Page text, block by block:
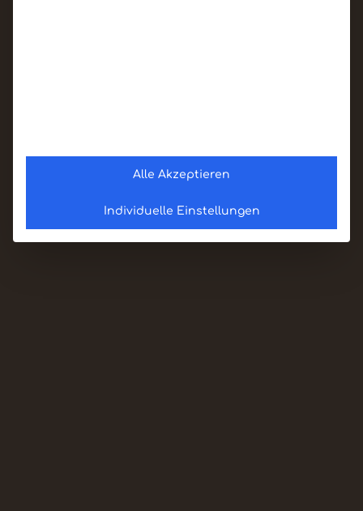
Alle Akzeptieren
Individuelle Einstellungen